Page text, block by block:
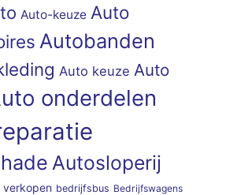
Auto-keuze Auto
Autobanden
Auto keuze Auto
onderdelen
Autosloperij
verkopen bedrijfsbus Bedrijfswagens